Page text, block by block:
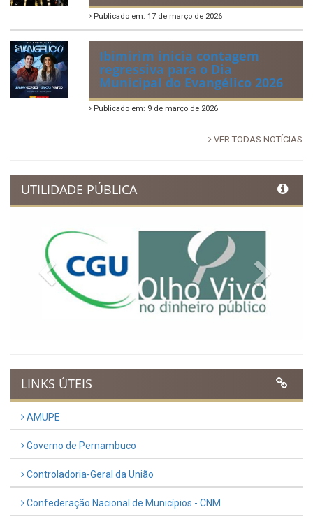
Publicado em: 17 de março de 2026
Ibimirim inicia contagem
regressiva para o Dia
Municipal do Evangélico 2026
Publicado em: 9 de março de 2026
VER TODAS NOTÍCIAS
UTILIDADE PÚBLICA
Previous
LINKS ÚTEIS
AMUPE
Governo de Pernambuco
Controladoria-Geral da União
Confederação Nacional de Municípios - CNM